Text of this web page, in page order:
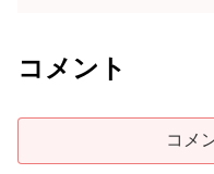
コメント
コメ